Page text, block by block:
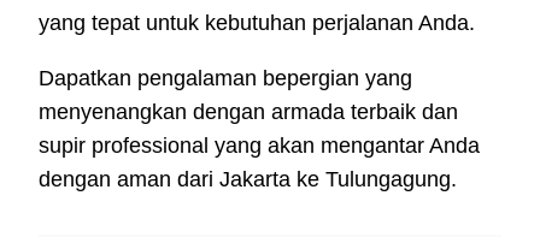
yang tepat untuk kebutuhan perjalanan Anda.
Dapatkan pengalaman bepergian yang
menyenangkan dengan armada terbaik dan
supir professional yang akan mengantar Anda
dengan aman dari Jakarta ke Tulungagung.